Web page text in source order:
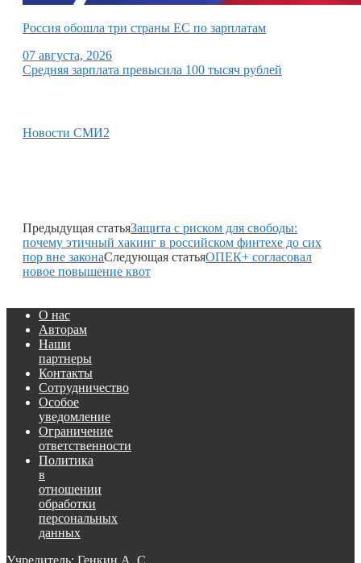
Россия обошла три страны ЕС по зарплатам
07 августа, 2026
Средняя зарплата превысила 100 тысяч рублей
Новости СМИ2
Предыдущая статьяЗащита с риском для свободы:
почему этичный хакинг в российском финтехе до сих
пор вне законаСледующая статьяОПЕК+ согласовал
новое повышение квот
О нас
Авторам
Наши
партнеры
Контакты
Сотрудничество
Особое
уведомление
Ограничение
ответственности
Политика
в
отношении
обработки
персональных
данных
Учредитель: Генкин А. С.